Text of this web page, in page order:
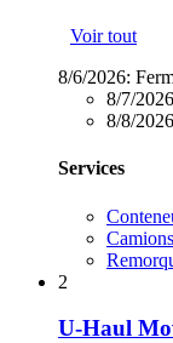
Voir tout
8/6/2026:
8/7/
8/8/
Services
2
U-Haul